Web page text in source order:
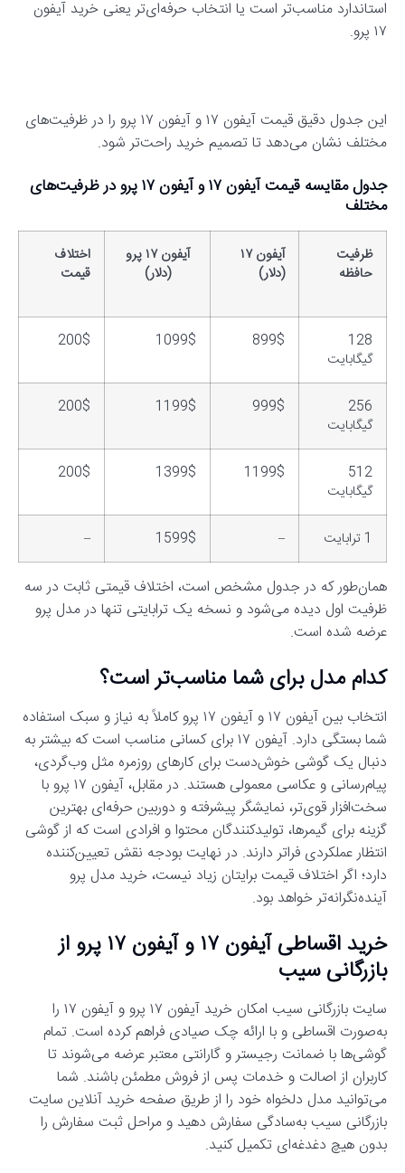
استاندارد مناسب‌تر است یا انتخاب حرفه‌ای‌تر یعنی خرید آیفون
۱۷ پرو.
این جدول دقیق قیمت آیفون ۱۷ و آیفون ۱۷ پرو را در ظرفیت‌های
مختلف نشان می‌دهد تا تصمیم خرید راحت‌تر شود.
جدول مقایسه قیمت آیفون ۱۷ و آیفون ۱۷ پرو در ظرفیت‌های
مختلف
ظرفیت
حافظه
آیفون ۱۷
(دلار)
آیفون ۱۷ پرو
(دلار)
اختلاف
قیمت
128
گیگابایت
899$
1099$
200$
256
گیگابایت
999$
1199$
200$
512
گیگابایت
1199$
1399$
200$
1 ترابایت –
1599$
–
همان‌طور که در جدول مشخص است، اختلاف قیمتی ثابت در سه
ظرفیت اول دیده می‌شود و نسخه یک ترابایتی تنها در مدل پرو
عرضه شده است.
کدام مدل برای شما مناسب‌تر است؟
انتخاب بین آیفون ۱۷ و آیفون ۱۷ پرو کاملاً به نیاز و سبک استفاده
شما بستگی دارد. آیفون ۱۷ برای کسانی مناسب است که بیشتر به
دنبال یک گوشی خوش‌دست برای کارهای روزمره مثل وب‌گردی،
پیام‌رسانی و عکاسی معمولی هستند. در مقابل، آیفون ۱۷ پرو با
سخت‌افزار قوی‌تر، نمایشگر پیشرفته و دوربین حرفه‌ای بهترین
گزینه برای گیمرها، تولیدکنندگان محتوا و افرادی است که از گوشی
انتظار عملکردی فراتر دارند. در نهایت بودجه نقش تعیین‌کننده
دارد؛ اگر اختلاف قیمت برایتان زیاد نیست، خرید مدل پرو
آینده‌نگرانه‌تر خواهد بود.
خرید اقساطی آیفون ۱۷ و آیفون ۱۷ پرو از
بازرگانی سیب
سایت بازرگانی سیب امکان خرید آیفون ۱۷ پرو و آیفون ۱۷ را
به‌صورت اقساطی و با ارائه چک صیادی فراهم کرده است. تمام
گوشی‌ها با ضمانت رجیستر و گارانتی معتبر عرضه می‌شوند تا
کاربران از اصالت و خدمات پس از فروش مطمئن باشند. شما
می‌توانید مدل دلخواه خود را از طریق صفحه خرید آنلاین سایت
بازرگانی سیب به‌سادگی سفارش دهید و مراحل ثبت سفارش را
بدون هیچ دغدغه‌ای تکمیل کنید.